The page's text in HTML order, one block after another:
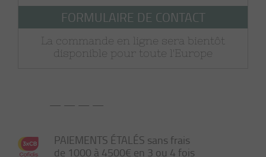
FORMULAIRE DE CONTACT
La commande en ligne sera bientôt
disponible pour toute l'Europe
— — — —
PAIEMENTS ÉTALÉS sans frais
de 1000 à 4500€ en 3 ou 4 fois